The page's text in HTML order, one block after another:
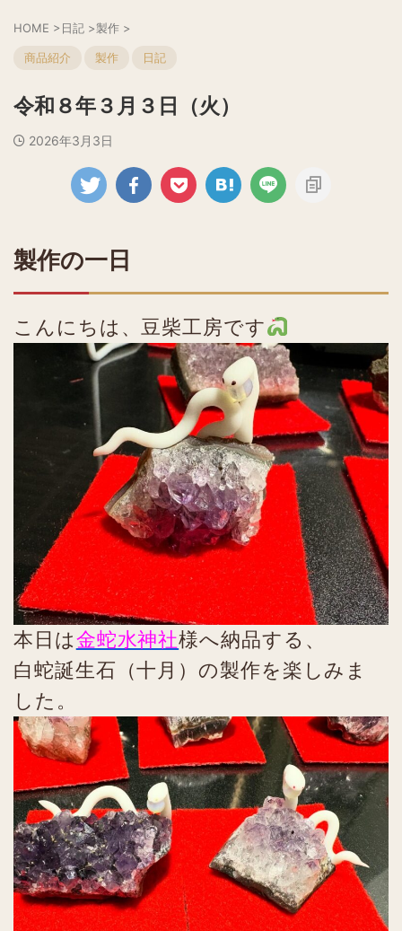
HOME >日記 >製作 >
商品紹介 製作 日記
令和８年３月３日（火）
2026年3月3日
製作の一日
こんにちは、豆柴工房です
本日は金蛇水神社様へ納品する、
白蛇誕生石（十月）の製作を楽しみま
した。